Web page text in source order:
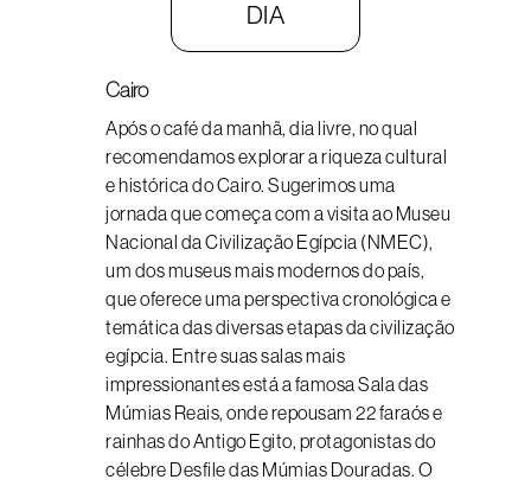
DIA
Cairo
Após o café da manhã, dia livre, no qual
recomendamos explorar a riqueza cultural
e histórica do Cairo. Sugerimos uma
jornada que começa com a visita ao Museu
Nacional da Civilização Egípcia (NMEC),
um dos museus mais modernos do país,
que oferece uma perspectiva cronológica e
temática das diversas etapas da civilização
egípcia. Entre suas salas mais
impressionantes está a famosa Sala das
Múmias Reais, onde repousam 22 faraós e
rainhas do Antigo Egito, protagonistas do
célebre Desfile das Múmias Douradas. O